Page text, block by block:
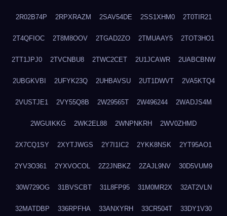
2R02B74P 2RPXRAZM 2SAV54DE 2SS1XHM0 2T0TIR21
2T4QFIOC 2T8M8OOV 2TGAD2ZO 2TMUAAY5 2TOT3HO1
2TT1JPJ0 2TVCNBU8 2TWC2CET 2U1JCAWR 2UABCBNW
2UBGKVBI 2UFYK23Q 2UHBAVSU 2UT1DWVT 2VA5KTQ4
2VUSTJE1 2VY55Q8B 2W29565T 2W496244 2WADJS4M
2WGUIKKG 2WK2EL88 2WNPNKRH 2WV0ZHMD
2X7CQ1SY 2XYTJWGS 2Y7I1IC2 2YKK8NSK 2YT95AO1
2YV3O361 2YXVOCOL 2Z2JNBKZ 2ZAJL9NV 30D5VUM9
30W729OG 31BVSCBT 31L8FP95 31M0MR2X 32AT2VLN
32MATDBP 336RPFHA 33ANXYRH 33CR504T 33DY1V30